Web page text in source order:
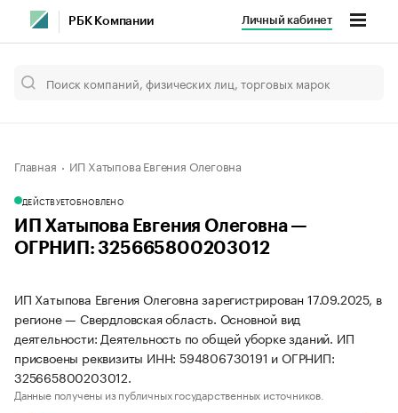
РБК Компании Личный кабинет
Главная ИП Хатыпова Евгения Олеговна
ДЕЙСТВУЕТОБНОВЛЕНО
ИП Хатыпова Евгения Олеговна —
ОГРНИП: 325665800203012
ИП Хатыпова Евгения Олеговна зарегистрирован 17.09.2025, в
регионе — Свердловская область. Основной вид
деятельности: Деятельность по общей уборке зданий. ИП
присвоены реквизиты ИНН: 594806730191 и ОГРНИП:
325665800203012.
Данные получены из публичных государственных источников.